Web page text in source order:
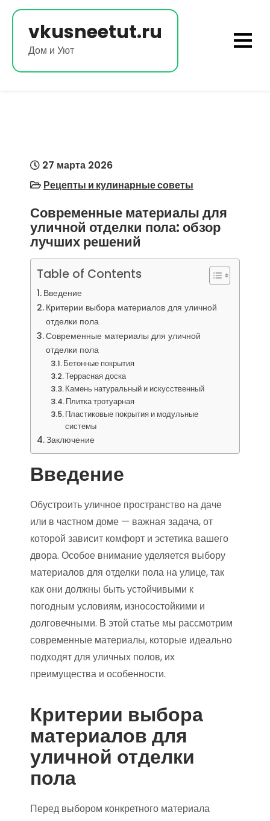
Перейти
содержимому
vkusneetut.ru
Дом и Уют
27 марта 2026
Рецепты и кулинарные советы
Современные материалы для
уличной отделки пола: обзор
лучших решений
Table of Contents
Введение
Критерии выбора материалов для уличной
отделки пола
Современные материалы для уличной
отделки пола
Бетонные покрытия
Террасная доска
Камень натуральный и искусственный
Плитка тротуарная
Пластиковые покрытия и модульные
системы
Заключение
Введение
Обустроить уличное пространство на даче
или в частном доме — важная задача, от
которой зависит комфорт и эстетика вашего
двора. Особое внимание уделяется выбору
материалов для отделки пола на улице, так
как они должны быть устойчивыми к
погодным условиям, износостойкими и
долговечными. В этой статье мы рассмотрим
современные материалы, которые идеально
подходят для уличных полов, их
преимущества и особенности.
Критерии выбора
материалов для
уличной отделки
пола
Перед выбором конкретного материала